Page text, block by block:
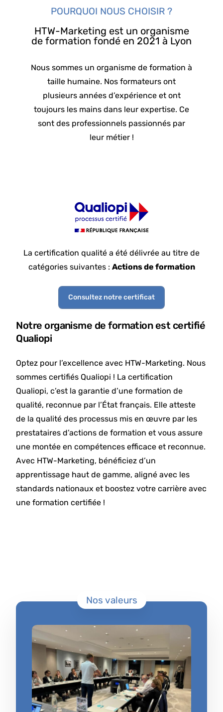
POURQUOI NOUS CHOISIR ?
HTW-Marketing est un organisme
de formation fondé en 2021 à Lyon
Nous sommes un organisme de formation à
taille humaine. Nos formateurs ont
plusieurs années d’expérience et ont
toujours les mains dans leur expertise. Ce
sont des professionnels passionnés par
leur métier !
Notre organisme de formation est certifié
Qualiopi
Optez pour l’excellence avec HTW-Marketing. Nous
sommes certifiés Qualiopi ! La certification
Qualiopi, c’est la garantie d’une formation de
qualité, reconnue par l’État français. Elle atteste
de la qualité des processus mis en œuvre par les
prestataires d’actions de formation et vous assure
une montée en compétences efficace et reconnue.
Avec HTW-Marketing, bénéficiez d’un
apprentissage haut de gamme, aligné avec les
standards nationaux et boostez votre carrière avec
une formation certifiée !
La certification qualité a été délivrée au titre de
catégories suivantes : Actions de formation
Consultez notre certificat
Nos valeurs